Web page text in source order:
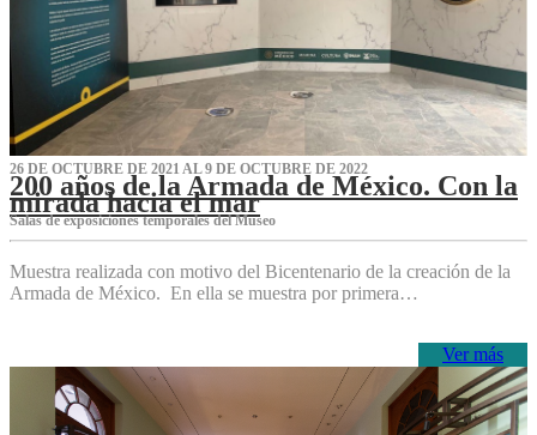
26 DE OCTUBRE DE 2021 AL 9 DE OCTUBRE DE 2022
200 años de la Armada de México. Con la
mirada hacia el mar
Salas de exposiciones temporales del Museo‌
Muestra realizada con motivo del Bicentenario de la creación de la
Armada de México. En ella se muestra por primera…
Ver más